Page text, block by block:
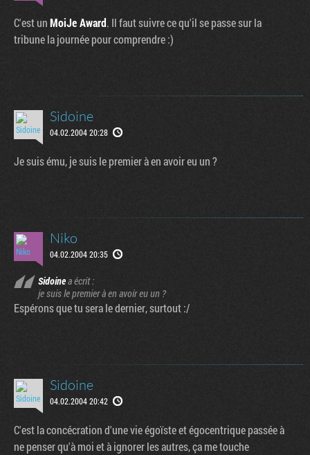
C'est unMoiJe Award. Il faut suivre ce qu'il se passe sur la
tribune la journée pour comprendre :)
Sidoine
04.02.2004 20:28
Je suis ému, je suis le premier à en avoir eu un ?
Niko
04.02.2004 20:35
Sidoinea écrit :
je suis le premier à en avoir eu un ?
Espérons que tu sera le dernier, surtout :/
Sidoine
04.02.2004 20:42
C'est la concécration d'une vie égoïste et égocentrique passée à
ne penser qu'à moi et à ignorer les autres, ça me touche